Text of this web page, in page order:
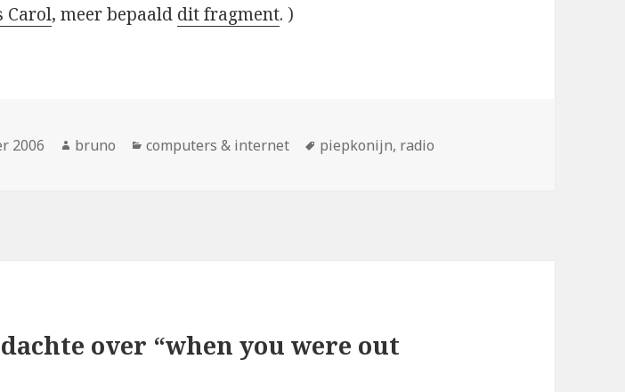
Carol, meer bepaald dit fragment. )
2006 Auteur
bruno Categorieën
computers & internet Tags
piepkonijn, radio
over “when you were out